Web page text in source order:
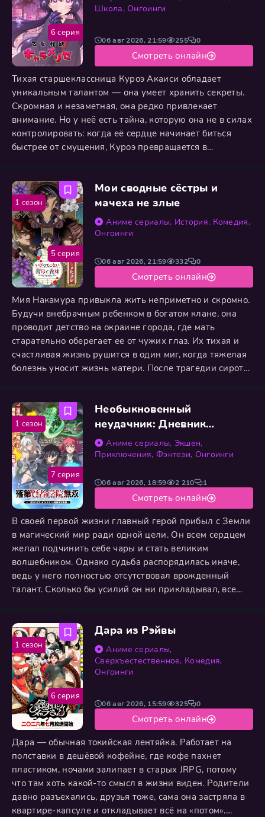
Школа, Онгоинги
Тихая старшеклассница Куроэ Акаиси обладает
уникальным талантом — она умеет хранить секреты.
Скромная и незаметная, она редко привлекает
внимание. Но у неё есть тайна, которую она не в силах
контролировать: когда её сердце начинает биться
быстрее от смущения, Куроэ превращается в
многоэтажки. Ситуация усложняется, когда Куроэ
влюбляется. Её избранник — Арата Минами,
популярный одноклассник с улыбкой, которая
06 авг 2026, 21:59 255 0
Смотреть онлайн
6 серия
Мои сводные сёстры и
мачеха не злые
Аниме сериалы, История, Комедия,
Онгоинги
Мия Накамура привыкла жить неприметно и скромно.
Будучи внебрачным ребенком в богатом клане, она
проводит детство на окраине города, где мать
старательно оберегает ее от чужих глаз. Их тихая и
счастливая жизнь рушится в один миг, когда тяжелая
болезнь уносит жизнь матери. После трагедии сироту
про жестоких мачех и уверена, что новые
родственники превратят ее жизнь в кошмар, полный
унижений и
06 авг 2026, 21:59 332 0
Смотреть онлайн
5 серия
1 сезон
Необыкновенный
неудачник: Дневник
переродившегося колдуна
S-ранга
Аниме сериалы, Экшен,
Приключения, Фэнтези, Онгоинги
В своей первой жизни главный герой прибыл с Земли
в магический мир ради одной цели. Он всем сердцем
желал подчинить себе чары и стать великим
волшебником. Однако судьба распорядилась иначе,
ведь у него полностью отсутствовал врожденный
талант. Сколько бы усилий он ни прикладывал, все
отчаянии, так и не сумев приблизиться к заветной
вершине. Спустя четыреста лет парень снова
перерождается в той же
06 авг 2026, 18:59 2 210 1
Смотреть онлайн
7 серия
1 сезон
Дара из Рэйвы
Аниме сериалы,
Сверхъестественное, Комедия,
Онгоинги
Дара — обычная токийская лентяйка. Работает на
полставки в дешёвой кофейне, где кофе пахнет
пластиком, ночами залипает в старых JRPG, потому
что там хоть какой-то смысл в жизни виден. Родители
давно разъехались, друзья тоже, сама она застряла в
квартире-капсуле и откладывает всё на «потом».
06 авг 2026, 15:59 325 0
Смотреть онлайн
6 серия
1 сезон